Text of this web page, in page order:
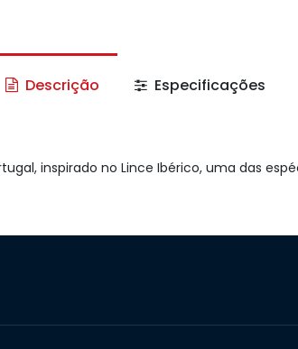
Descrição Especificações
inspirado no Lince Ibérico, uma das